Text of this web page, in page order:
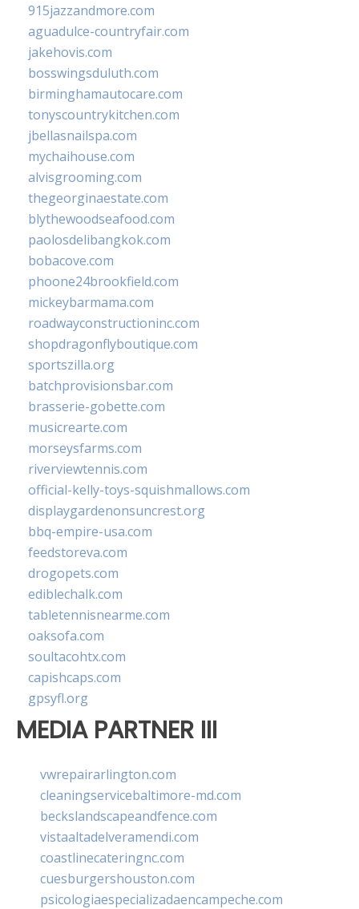
915jazzandmore.com
aguadulce-countryfair.com
jakehovis.com
bosswingsduluth.com
birminghamautocare.com
tonyscountrykitchen.com
jbellasnailspa.com
mychaihouse.com
alvisgrooming.com
thegeorginaestate.com
blythewoodseafood.com
paolosdelibangkok.com
bobacove.com
phoone24brookfield.com
mickeybarmama.com
roadwayconstructioninc.com
shopdragonflyboutique.com
sportszilla.org
batchprovisionsbar.com
brasserie-gobette.com
musicrearte.com
morseysfarms.com
riverviewtennis.com
official-kelly-toys-squishmallows.com
displaygardenonsuncrest.org
bbq-empire-usa.com
feedstoreva.com
drogopets.com
ediblechalk.com
tabletennisnearme.com
oaksofa.com
soultacohtx.com
capishcaps.com
gpsyfl.org
MEDIA PARTNER III
vwrepairarlington.com
cleaningservicebaltimore-md.com
beckslandscapeandfence.com
vistaaltadelveramendi.com
coastlinecateringnc.com
cuesburgershouston.com
psicologiaespecializadaencampeche.com